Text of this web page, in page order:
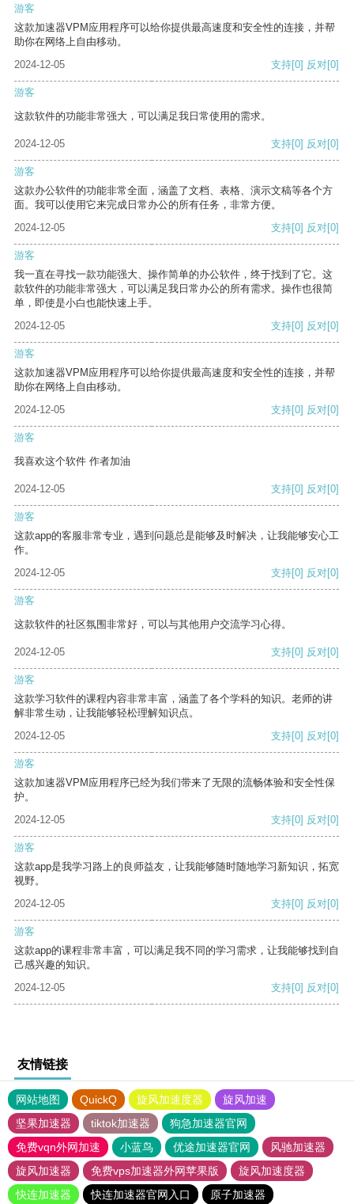
游客
这款加速器VPM应用程序可以给你提供最高速度和安全性的连接，并帮
助你在网络上自由移动。
2024-12-05
支持[0] 反对[0]
游客
这款软件的功能非常强大，可以满足我日常使用的需求。
2024-12-05 支持[0] 反对[0]
游客
这款办公软件的功能非常全面，涵盖了文档、表格、演示文稿等各个方
面。我可以使用它来完成日常办公的所有任务，非常方便。
2024-12-05
支持[0] 反对[0]
游客
我一直在寻找一款功能强大、操作简单的办公软件，终于找到了它。这
款软件的功能非常强大，可以满足我日常办公的所有需求。操作也很简
单，即使是小白也能快速上手。
2024-12-05
支持[0] 反对[0]
游客
这款加速器VPM应用程序可以给你提供最高速度和安全性的连接，并帮
助你在网络上自由移动。
2024-12-05
支持[0] 反对[0]
游客
我喜欢这个软件 作者加油
2024-12-05 支持[0] 反对[0]
游客
这款app的客服非常专业，遇到问题总是能够及时解决，让我能够安心工
作。
2024-12-05
支持[0] 反对[0]
游客
这款软件的社区氛围非常好，可以与其他用户交流学习心得。
2024-12-05 支持[0] 反对[0]
游客
这款学习软件的课程内容非常丰富，涵盖了各个学科的知识。老师的讲
解非常生动，让我能够轻松理解知识点。
2024-12-05
支持[0] 反对[0]
游客
这款加速器VPM应用程序已经为我们带来了无限的流畅体验和安全性保
护。
2024-12-05
支持[0] 反对[0]
游客
这款app是我学习路上的良师益友，让我能够随时随地学习新知识，拓宽
视野。
2024-12-05
支持[0] 反对[0]
游客
这款app的课程非常丰富，可以满足我不同的学习需求，让我能够找到自
己感兴趣的知识。
2024-12-05
支持[0] 反对[0]
友情链接
网站地图 QuickQ 旋风加速度器
旋风加速
坚果加速器
tiktok加速器
狗急加速器官网
免费vqn外网加速
小蓝鸟 优途加速器官网
风驰加速器
旋风加速器
免费vps加速器外网苹果版
旋风加速度器
快连加速器
快连加速器官网入口 原子加速器